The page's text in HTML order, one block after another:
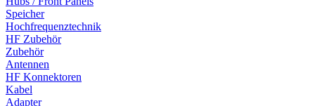
Speicher
Hochfrequenztechnik
HF Zubehör
Zubehör
Antennen
HF Konnektoren
Kabel
Adapter